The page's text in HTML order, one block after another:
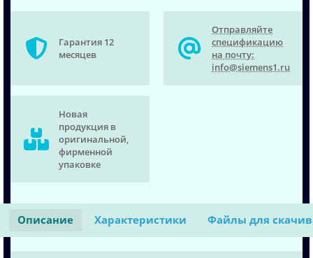
Гарантия 12
месяцев
Отправляйте
спецификацию
на почту:
info@siemens1.ru
Новая
продукция в
оригинальной,
фирменной
упаковке
Описание Характеристики Файлы для